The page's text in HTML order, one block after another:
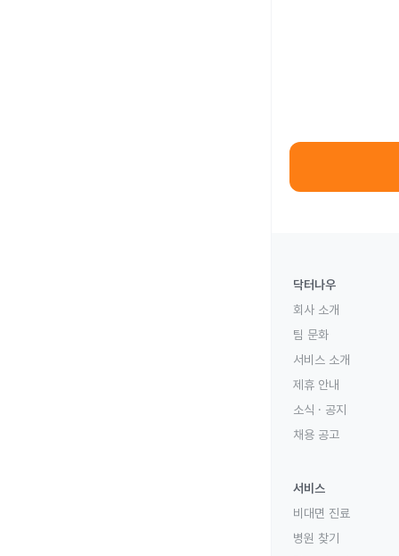
닥터나우
회사 소개
팀 문화
서비스 소개
제휴 안내
소식 · 공지
채용 공고
서비스
비대면 진료
병원 찾기